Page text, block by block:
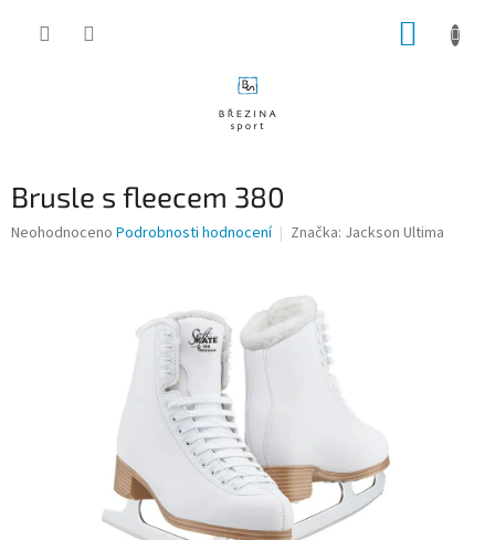
Brusle s fleecem 380
Průměrné
Neohodnoceno Podrobnosti hodnocení Značka: Jackson Ultima